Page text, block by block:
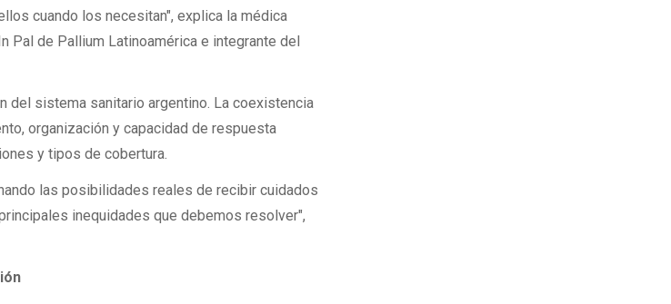
cuando los necesitan", explica la médica
Pal de Pallium Latinoamérica e integrante del
del sistema sanitario argentino. La coexistencia
organización y capacidad de respuesta
y tipos de cobertura.
las posibilidades reales de recibir cuidados
inequidades que debemos resolver",